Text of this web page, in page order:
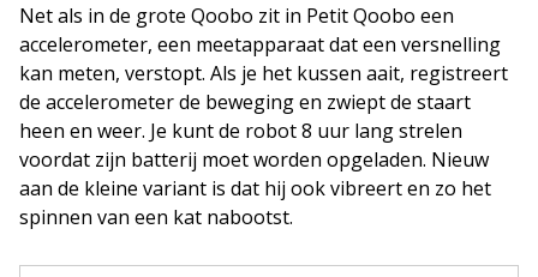
Net als in de grote Qoobo zit in Petit Qoobo een
accelerometer, een meetapparaat dat een versnelling
kan meten, verstopt. Als je het kussen aait, registreert
de accelerometer de beweging en zwiept de staart
heen en weer. Je kunt de robot 8 uur lang strelen
voordat zijn batterij moet worden opgeladen. Nieuw
aan de kleine variant is dat hij ook vibreert en zo het
spinnen van een kat nabootst.